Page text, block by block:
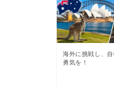
海外に挑戦し、
勇気を！